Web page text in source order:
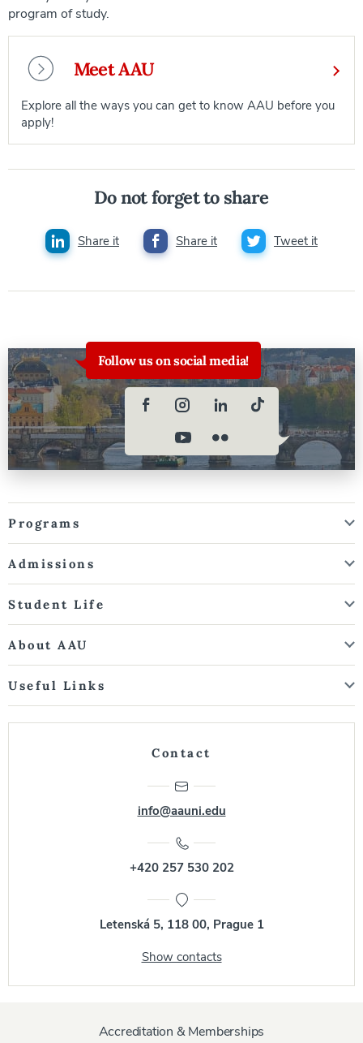
program of study.
Meet AAU
Explore all the ways you can get to know AAU before you
apply!
Do not forget to share
Share it Share it Tweet it
Follow us on social media!
Programs
Admissions
Student Life
About AAU
Useful Links
Contact
info@aauni.edu
+420 257 530 202
Letenská 5, 118 00, Prague 1
Show contacts
Accreditation & Memberships